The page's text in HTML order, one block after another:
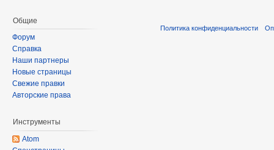
Общие
Форум
Справка
Наши партнеры
Новые страницы
Свежие правки
Авторские права
Инструменты
Atom
Политика конфиденциальности